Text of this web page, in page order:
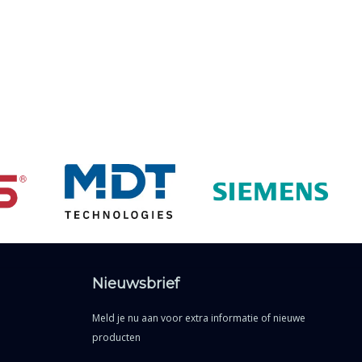
Nieuwsbrief
Meld je nu aan voor extra informatie of nieuwe
producten